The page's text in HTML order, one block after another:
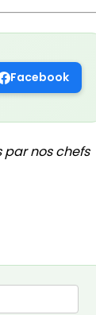
Facebook
nos chefs